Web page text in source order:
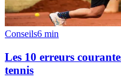
Conseils6 min
Les 10 erreurs
tennis